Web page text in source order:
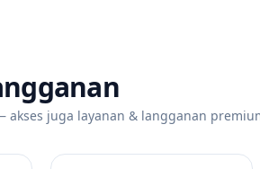
akses juga layanan & langganan